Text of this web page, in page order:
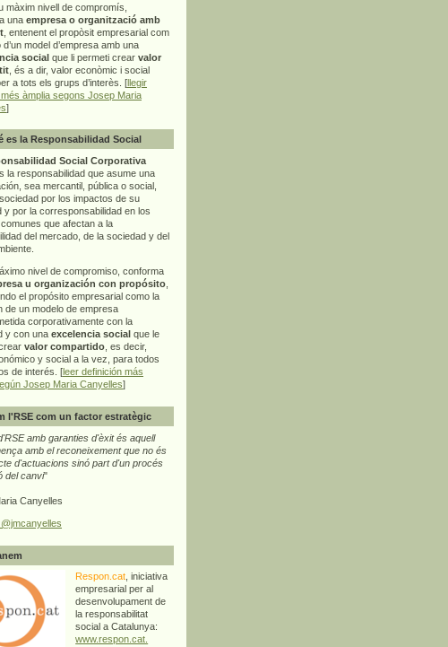
màxim nivell de compromís,
una empresa o organització amb
, entenent el propòsit empresarial com
d’un model d’empresa amb una
social que li permeti crear valor
, és a dir, valor econòmic i social
a tots els grups d’interès. [llegir
àmplia segons Josep Maria
]
es la Responsabilidad Social
Social Corporativa
la responsabilidad que asume una
sea mercantil, pública o social,
por los impactos de su
y por la corresponsabilidad en los
que afectan a la
del mercado, de la sociedad y del
nivel de compromiso, conforma
u organización con propósito
el propósito empresarial como la
de un modelo de empresa
corporativamente con la
y con una excelencia social que le
valor compartido , es decir,
y social a la vez, para todos
de interés. [leer definición más
Josep Maria Canyelles]
l'RSE com un factor estratègic
amb garanties d'èxit és aquell
amb el reconeixement que no és
d'actuacions sinó part d'un procés
del canvi"
Canyelles
Respon.cat , iniciativa
empresarial per al
desenvolupament de
la responsabilitat
social a Catalunya:
www.respon.cat.